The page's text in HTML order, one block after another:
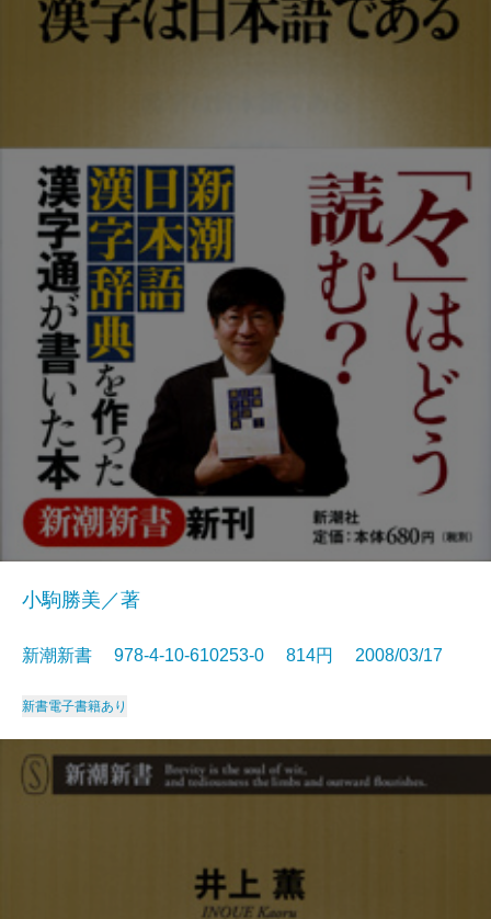
小駒勝美／著
新潮新書 978-4-10-610253-0 814円 2008/03/17
新書電子書籍あり